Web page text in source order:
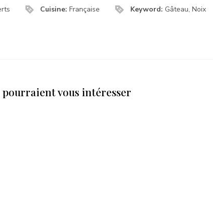
Cuisine:Française Keyword: Gâteau, Noix
vous intéresser